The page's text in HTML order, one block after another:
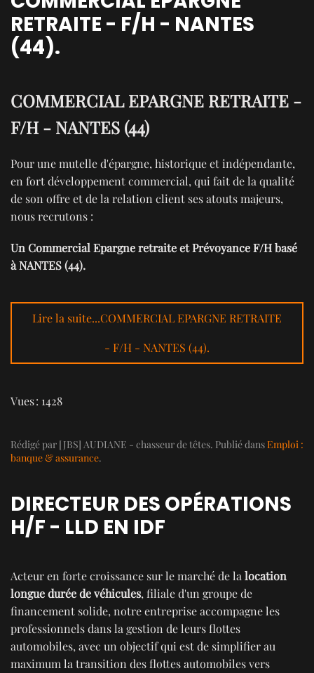
RETRAITE - F/H - NANTES
(44).
COMMERCIAL EPARGNE RETRAITE -
F/H - NANTES (44)
Pour une mutelle d'épargne, historique et indépendante,
en fort développement commercial, qui fait de la qualité
de son offre et de la relation client ses atouts majeurs,
nous recrutons :
Un Commercial Epargne retraite et Prévoyance F/H basé
à NANTES (44).
Lire la suite...COMMERCIAL EPARGNE RETRAITE
- F/H - NANTES (44).
Vues : 1428
Rédigé par [JBS] AUDIANE - chasseur de têtes. Publié dansEmploi :
banque & assurance.
DIRECTEUR DES OPÉRATIONS
H/F - LLD EN IDF
Acteur en forte croissance sur le marché de la location
longue durée de véhicules, filiale d'un groupe de
financement solide, notre entreprise accompagne les
professionnels dans la gestion de leurs flottes
automobiles, avec un objectif qui est de simplifier au
maximum la transition des flottes automobiles vers